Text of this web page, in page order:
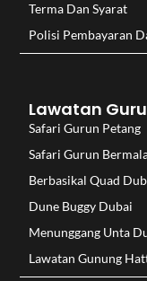
Terma Dan Syarat
Polisi Pembayaran
Lawatan
Safari Gurun Petang
Safari Gurun
Berbasikal Quad
Dune Buggy Dubai
Menunggang Unta
Lawatan Gunung